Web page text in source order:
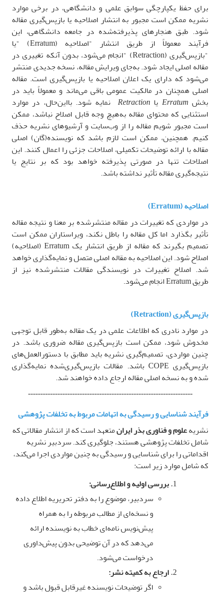
برای حفظ یکپارچگی سوابق علمی و دانشگاهی، در برخی موارد
نشریه ممکن است مجبور به انتشار اصلاحیه یا بازپس‌گیری مقاله
شود. طبق هنجارهای پذیرفته‌شده در جامعه دانشگاهی، این
فرآیند معمولاً از طریق انتشار "اصلاحیه " (Erratum)یا
"بازپس‌گیری" (Retraction)انجام می‌شود، بدون آنکه تغییری در
مقاله اصلی ایجاد شود. به‌جای ویرایش مقاله، نسخه جدیدی منتشر
می‌شود که دارای یک اعلان اصلاحیه یا بازپس‌گیری است. مقاله
اصلی همچنان در مالکیت عمومی باقی می‌ماند و معمولاً باید در
بخش Erratum یاRetraction نمایه شود. بااین‌حال، در موارد
استثنایی که محتوای مقاله به‌هیچ ‌وجه قابل اصلاح نباشد، ممکن
است مجبور شویم مقاله را از وب‌سایت و آرشیوهای نشریه حذف
کنیم. همچنین، ممکن است لازم باشد که نویسنده(گان) اصلی
مقاله با ارائه توضیحات تکمیلی، اصلاحات جزئی را اعمال کنند. این
اصلاحات تنها در صورتی پذیرفته خواهد بود که بر نتایج یا
نتیجه‌گیری مقاله تأثیر نداشته باشد.
اصلاحیه(Erratum)
در مواردی که تغییرات در مقاله منتشرشده بر معنا و نتیجه مقاله
تأثیر بگذارد اما کل مقاله را باطل نکند، ویراستاران ممکن است
تصمیم بگیرند که مقاله از طریق انتشار یک Erratum (اصلاحیه)
اصلاح شود. این اصلاحیه به مقاله اصلی متصل و نمایه‌گذاری خواهد
شد. اصلاح تغییرات در نویسندگی مقالات منتشرشده نیز از
طریقErratumانجام می‌شود.
بازپس‌گیری(Retraction)
در موارد نادری که اطلاعات علمی در یک مقاله به‌طور قابل توجهی
مخدوش شود، ممکن است بازپس‌گیری مقاله ضروری باشد. در
چنین مواردی، تصمیم‌گیری نشریه باید مطابق با دستورالعمل‌های
بازپس‌گیریCOPEباشد. مقالات بازپس‌گیری‌شده نمایه‌گذاری
شده و به نسخه اصلی مقاله ارجاع داده خواهند شد.
-------------------------------------------------------------------
فرآیند شناسایی و رسیدگی به اتهامات مربوط به تخلفات پژوهشی
نشریهعلوم و فناوری بذر ایرانمتعهد است که از انتشار مقالاتی که
شامل تخلفات پژوهشی هستند، جلوگیری کند. سردبیر نشریه
اقداماتی را برای شناسایی و رسیدگی به چنین مواردی اجرا می‌کند،
که شامل موارد زیر است:
بررسی اولیه و اطلاع‌رسانی:
سردبیر، موضوع را به دفتر تحریریه اطلاع داده
و نسخه‌ای از مطالب مربوطه را به همراه
پیش‌نویس نامه‌ای خطاب به نویسنده ارائه
می‌دهد که در آن توضیحی بدون پیش‌داوری
درخواست می‌شود.
ارجاع به کمیته نشر:
اگر توضیحات نویسنده غیرقابل قبول باشد و